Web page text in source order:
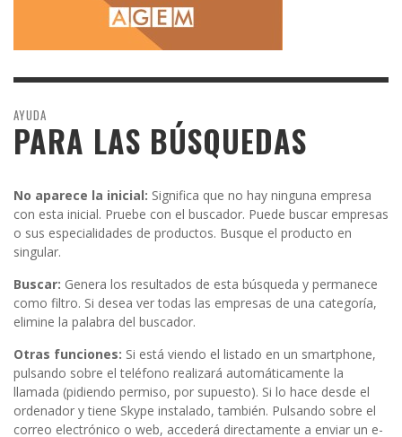
AYUDA
PARA LAS BÚSQUEDAS
No aparece la inicial: Significa que no hay ninguna empresa
con esta inicial. Pruebe con el buscador. Puede buscar empresas
o sus especialidades de productos. Busque el producto en
singular.
Buscar: Genera los resultados de esta búsqueda y permanece
como filtro. Si desea ver todas las empresas de una categoría,
elimine la palabra del buscador.
Otras funciones: Si está viendo el listado en un smartphone,
pulsando sobre el teléfono realizará automáticamente la
llamada (pidiendo permiso, por supuesto). Si lo hace desde el
ordenador y tiene Skype instalado, también. Pulsando sobre el
correo electrónico o web, accederá directamente a enviar un e-